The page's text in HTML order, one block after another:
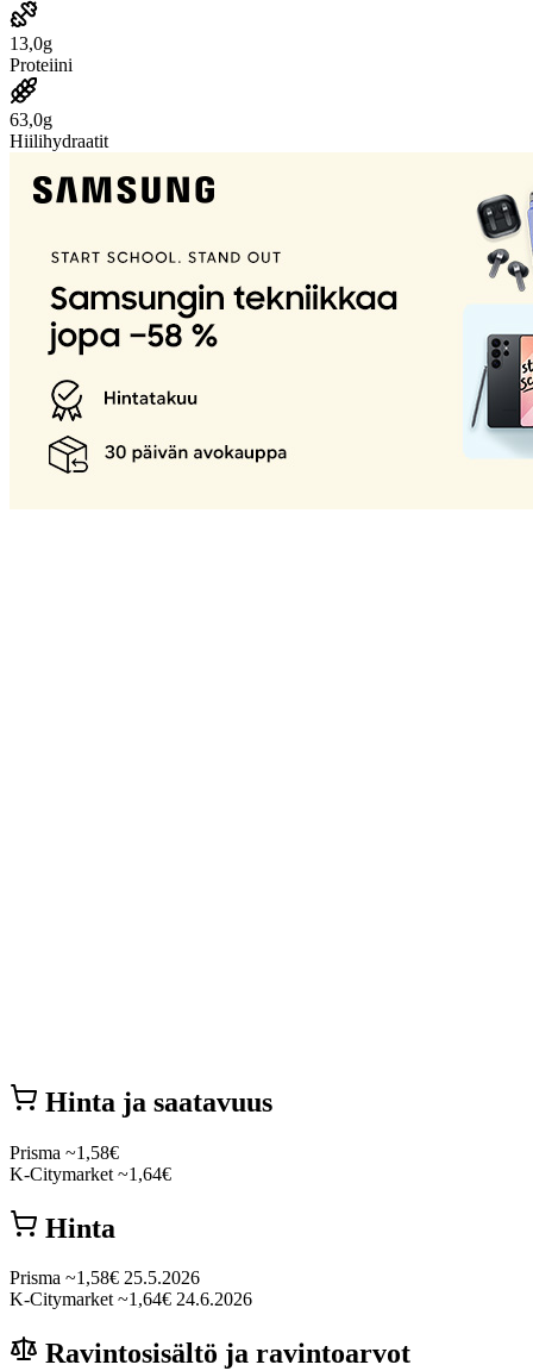
13,0g
Proteiini
63,0g
Hiilihydraatit
Hinta ja saatavuus
Prisma ~1,58€
K-Citymarket ~1,64€
Hinta
Prisma ~1,58€ 25.5.2026
K-Citymarket ~1,64€ 24.6.2026
Ravintosisältö ja ravintoarvot